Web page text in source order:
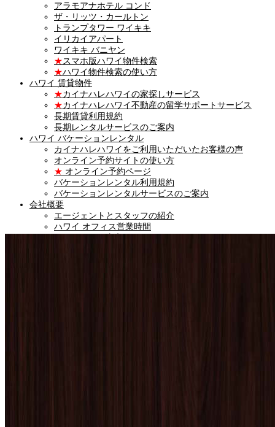
アラモアナホテル コンド
ザ・リッツ・カールトン
トランプタワー ワイキキ
イリカイアパート
ワイキキ バニヤン
★スマホ版ハワイ物件検索
★ハワイ物件検索の使い方
ハワイ 賃貸物件
★カイナハレハワイの家探しサービス
★カイナハレハワイ不動産の留学サポートサービス
長期賃貸利用規約
長期レンタルサービスのご案内
ハワイ バケーションレンタル
カイナハレハワイをご利用いただいたお客様の声
オンライン予約サイトの使い方
★ オンライン予約ページ
バケーションレンタル利用規約
バケーションレンタルサービスのご案内
会社概要
エージェントとスタッフの紹介
ハワイ オフィス営業時間